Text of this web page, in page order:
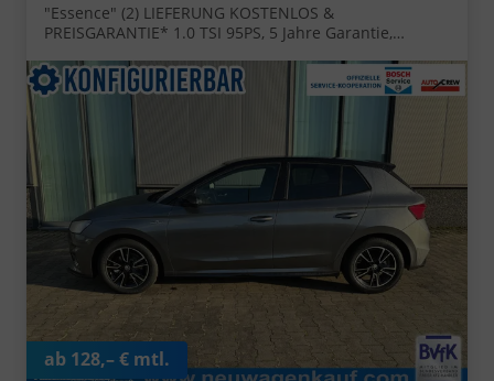
"Essence" (2) LIEFERUNG KOSTENLOS &
PREISGARANTIE* 1.0 TSI 95PS, 5 Jahre Garantie,
Virtual Cockpit, LED-Scheinwerfer, Nebelscheinwerfer,
Front Assist, Zentralverriegelung mit Fernbedienung,
Lane Assist
ab 128,– € mtl.